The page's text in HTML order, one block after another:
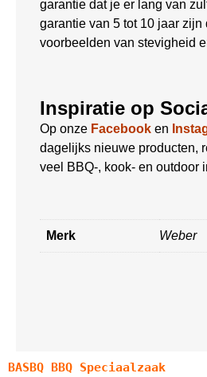
garantie dat je er lang van
garantie van 5 tot 10 jaar zijn
voorbeelden van stevigheid
Inspiratie op
Op onze Facebook en
dagelijks nieuwe producten,
veel BBQ-, kook- en outdoor
Merk Weber
BASBQ BBQ Speciaalzaak